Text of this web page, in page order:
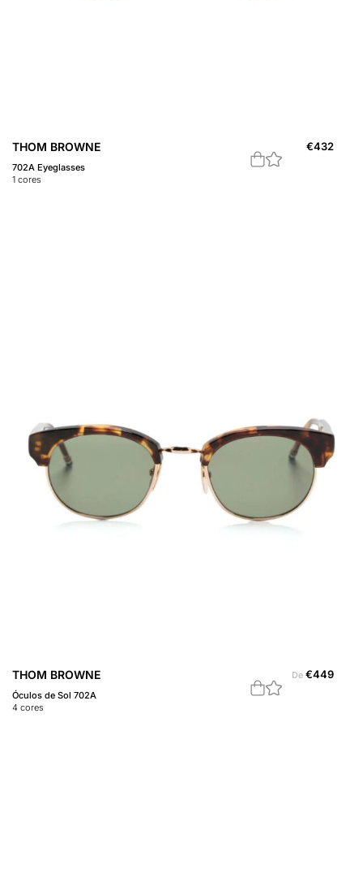
THOM BROWNE
702A Eyeglasses
1 cores
€432
THOM BROWNE
Óculos de Sol 702A
4 cores
De €449